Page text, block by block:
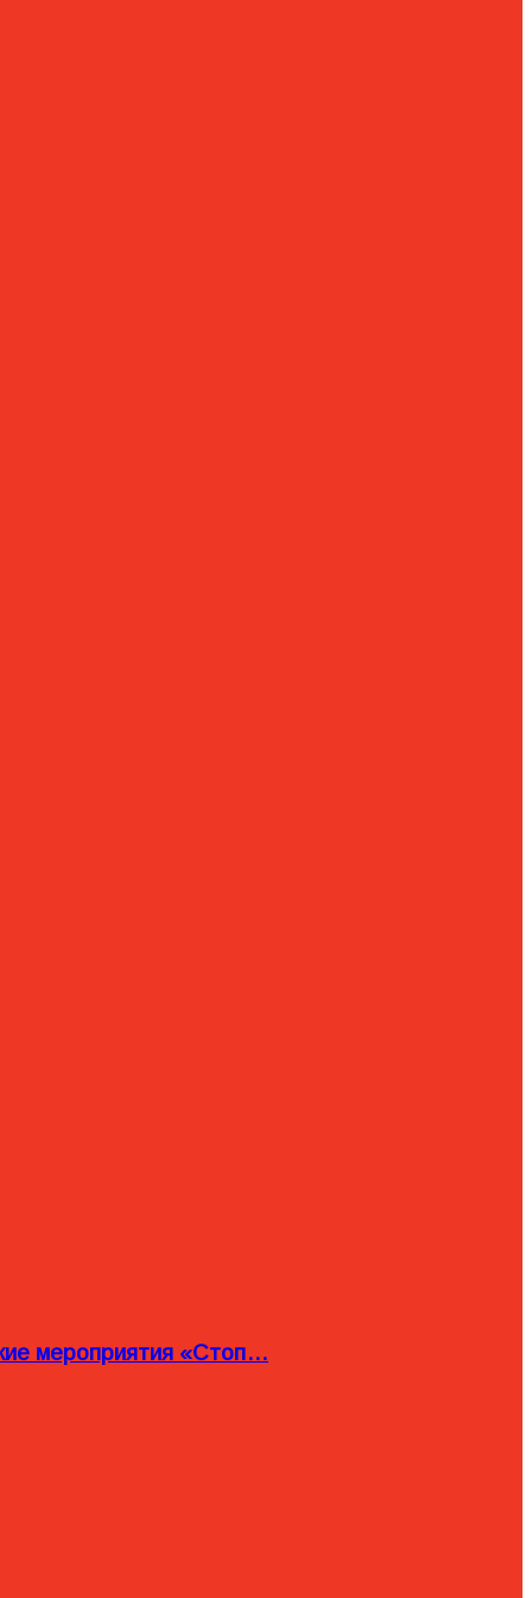
мероприятия «Стоп…